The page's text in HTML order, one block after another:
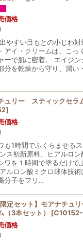
価格
やすい目もとの小じわ
アイ・クリームは、こっ
ーで肌に密着。 エイジ
分を乾燥から守り、潤い
ュリー スティックセラ
]
価格
も1時間でふくらませる
ス初新原料、ヒアルロ
ワを１時間で塗るだけで
ルロン酸ミクロ球体技術
分子をフリ…
限定セット】モアナチュ
（3本セット）
[
価格